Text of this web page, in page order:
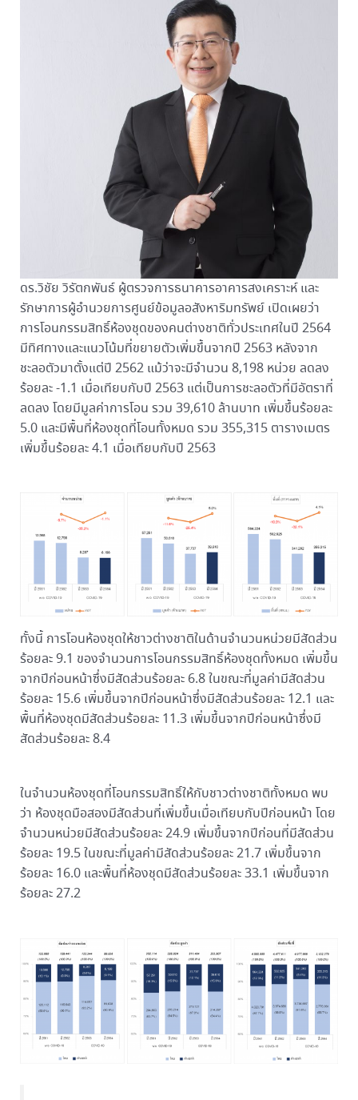
ดร.วิชัย วิรัตกพันธ์ ผู้ตรวจการธนาคารอาคารสงเคราะห์ และ
รักษาการผู้อำนวยการศูนย์ข้อมูลอสังหาริมทรัพย์ เปิดเผยว่า
การโอนกรรมสิทธิ์ห้องชุดของคนต่างชาติทั่วประเทศในปี 2564
มีทิศทางและแนวโน้มที่ขยายตัวเพิ่มขึ้นจากปี 2563 หลังจาก
ชะลอตัวมาตั้งแต่ปี 2562 แม้ว่าจะมีจำนวน 8,198 หน่วย ลดลง
ร้อยละ -1.1 เมื่อเทียบกับปี 2563 แต่เป็นการชะลอตัวที่มีอัตราที่
ลดลง โดยมีมูลค่าการโอน รวม 39,610 ล้านบาท เพิ่มขึ้นร้อยละ
5.0 และมีพื้นที่ห้องชุดที่โอนทั้งหมด รวม 355,315 ตารางเมตร
เพิ่มขึ้นร้อยละ 4.1 เมื่อเทียบกับปี 2563
ทั้งนี้ การโอนห้องชุดให้ชาวต่างชาติในด้านจำนวนหน่วยมีสัดส่วน
ร้อยละ 9.1 ของจำนวนการโอนกรรมสิทธิ์ห้องชุดทั้งหมด เพิ่มขึ้น
จากปีก่อนหน้าซึ่งมีสัดส่วนร้อยละ 6.8 ในขณะที่มูลค่ามีสัดส่วน
ร้อยละ 15.6 เพิ่มขึ้นจากปีก่อนหน้าซึ่งมีสัดส่วนร้อยละ 12.1 และ
พื้นที่ห้องชุดมีสัดส่วนร้อยละ 11.3 เพิ่มขึ้นจากปีก่อนหน้าซึ่งมี
สัดส่วนร้อยละ 8.4
ในจำนวนห้องชุดที่โอนกรรมสิทธิ์ให้กับชาวต่างชาติทั้งหมด พบ
ว่า ห้องชุดมือสองมีสัดส่วนที่เพิ่มขึ้นเมื่อเทียบกับปีก่อนหน้า โดย
จำนวนหน่วยมีสัดส่วนร้อยละ 24.9 เพิ่มขึ้นจากปีก่อนที่มีสัดส่วน
ร้อยละ 19.5 ในขณะที่มูลค่ามีสัดส่วนร้อยละ 21.7 เพิ่มขึ้นจาก
ร้อยละ 16.0 และพื้นที่ห้องชุดมีสัดส่วนร้อยละ 33.1 เพิ่มขึ้นจาก
ร้อยละ 27.2